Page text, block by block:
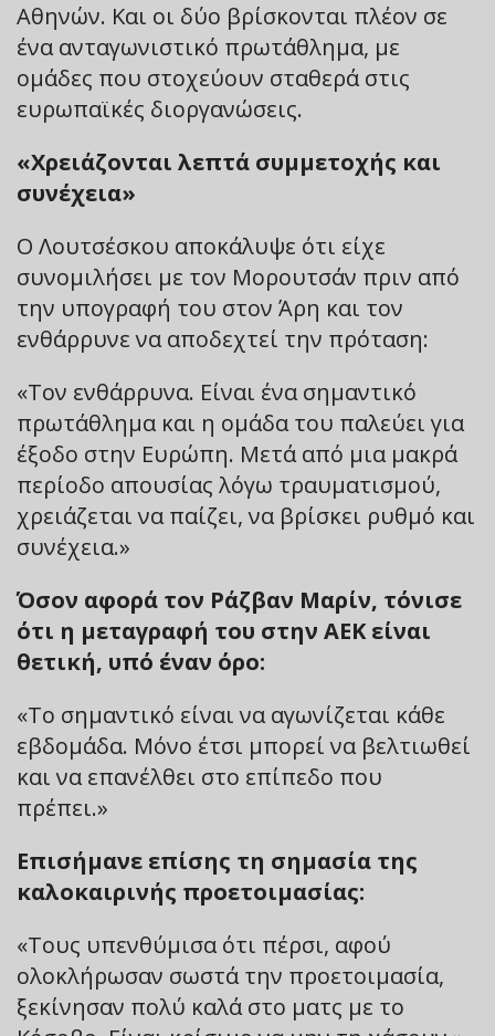
Αθηνών. Και οι δύο βρίσκονται πλέον σε
ένα ανταγωνιστικό πρωτάθλημα, με
ομάδες που στοχεύουν σταθερά στις
ευρωπαϊκές διοργανώσεις.
«Χρειάζονται λεπτά συμμετοχής και
συνέχεια»
Ο Λουτσέσκου αποκάλυψε ότι είχε
συνομιλήσει με τον Μορουτσάν πριν από
την υπογραφή του στον Άρη και τον
ενθάρρυνε να αποδεχτεί την πρόταση:
«Τον ενθάρρυνα. Είναι ένα σημαντικό
πρωτάθλημα και η ομάδα του παλεύει για
έξοδο στην Ευρώπη. Μετά από μια μακρά
περίοδο απουσίας λόγω τραυματισμού,
χρειάζεται να παίζει, να βρίσκει ρυθμό και
συνέχεια.»
Όσον αφορά τον Ράζβαν Μαρίν, τόνισε
ότι η μεταγραφή του στην ΑΕΚ είναι
θετική, υπό έναν όρο:
«Το σημαντικό είναι να αγωνίζεται κάθε
εβδομάδα. Μόνο έτσι μπορεί να βελτιωθεί
και να επανέλθει στο επίπεδο που
πρέπει.»
Επισήμανε επίσης τη σημασία της
καλοκαιρινής προετοιμασίας:
«Τους υπενθύμισα ότι πέρσι, αφού
ολοκλήρωσαν σωστά την προετοιμασία,
ξεκίνησαν πολύ καλά στο ματς με το